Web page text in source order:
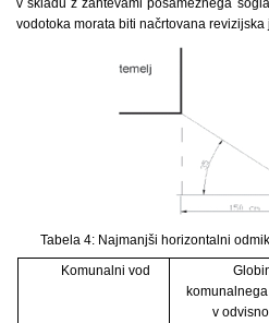
v skladu z zahtevami posameznega
vodotoka morata biti načrtovana
Tabela 4: Najmanjši horizontalni
Komunalni vod
v